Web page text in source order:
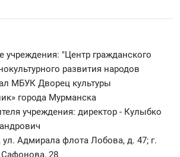
учреждения: "Центр гражданского
развития народов
МБУК Дворец культуры
города Мурманска
учреждения: директор - Кулыбко
ул. Адмирала флота Лобова, д. 47; г.
28